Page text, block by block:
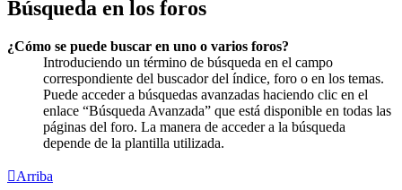
Búsqueda en los foros
¿Cómo se puede buscar en uno o varios foros?
Introduciendo un término de búsqueda en el campo
correspondiente del buscador del índice, foro o en los temas.
Puede acceder a búsquedas avanzadas haciendo clic en el
enlace “Búsqueda Avanzada” que está disponible en todas las
páginas del foro. La manera de acceder a la búsqueda
depende de la plantilla utilizada.
Arriba